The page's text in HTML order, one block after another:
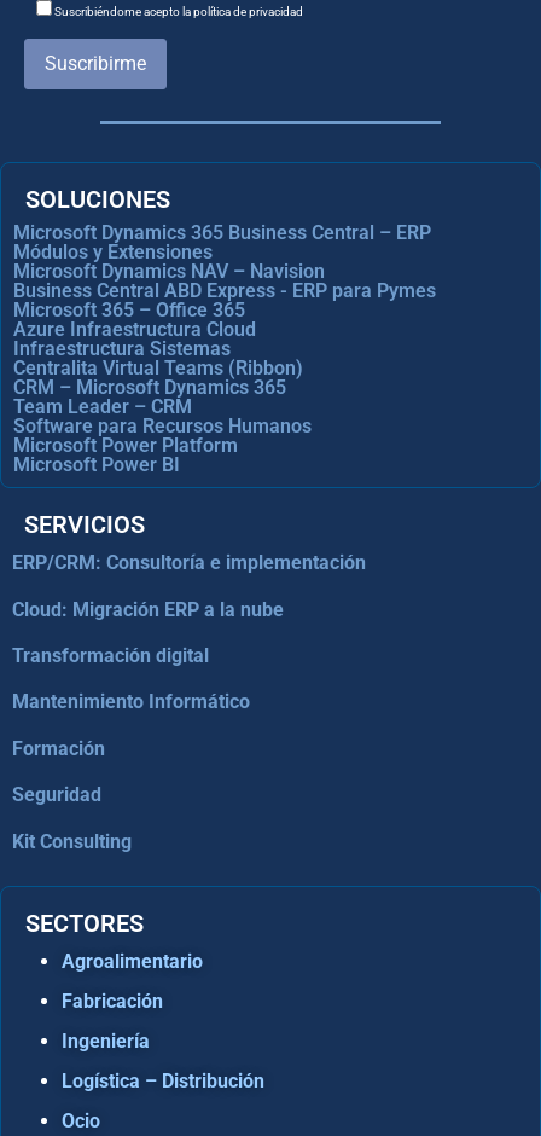
Suscribiéndome acepto la política de privacidad
Suscribirme
SOLUCIONES
Microsoft Dynamics 365 Business Central – ERP
Módulos y Extensiones
Microsoft Dynamics NAV – Navision
Business Central ABD Express - ERP para Pymes
Microsoft 365 – Office 365
Azure Infraestructura Cloud
Infraestructura Sistemas
Centralita Virtual Teams (Ribbon)
CRM – Microsoft Dynamics 365
Team Leader – CRM
Software para Recursos Humanos
Microsoft Power Platform
Microsoft Power BI
SERVICIOS
ERP/CRM: Consultoría e implementación
Cloud: Migración ERP a la nube
Transformación digital
Mantenimiento Informático
Formación
Seguridad
Kit Consulting
SECTORES
Agroalimentario
Fabricación
Ingeniería
Logística – Distribución
Ocio